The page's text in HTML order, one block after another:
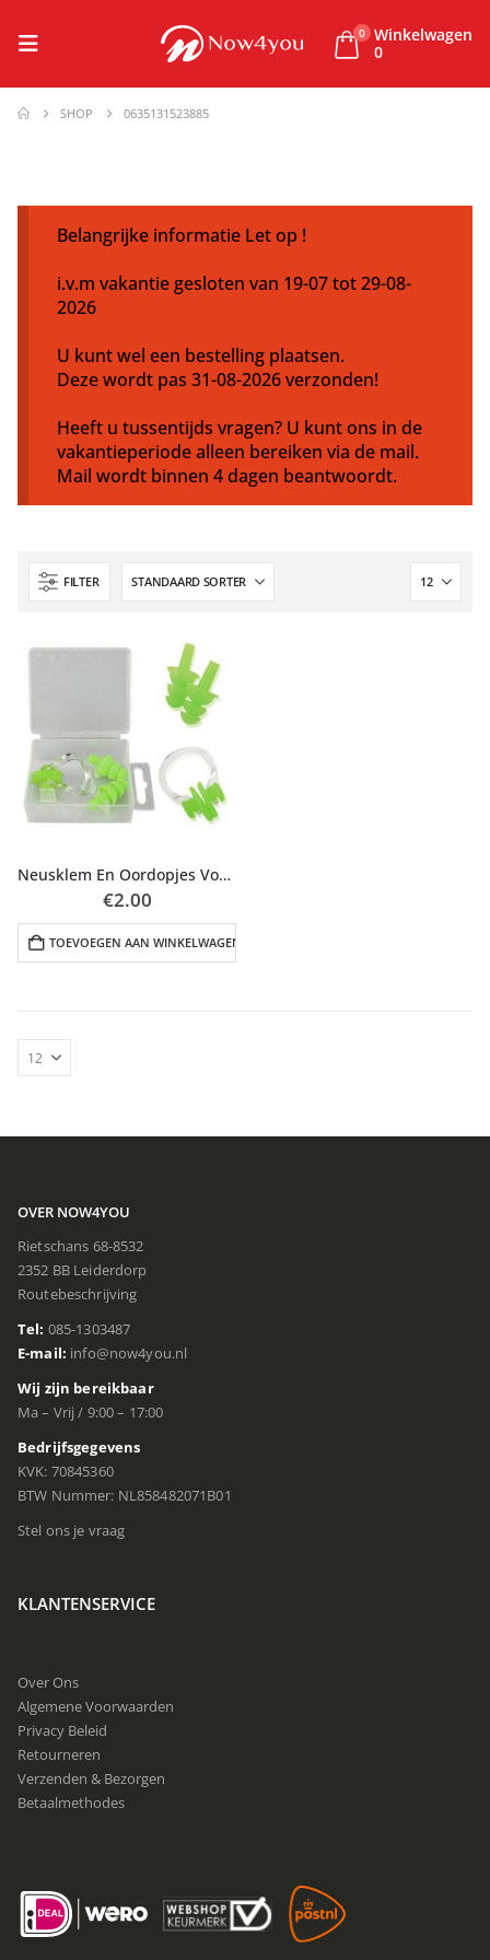
0 Winkelwagen
0
SHOP 0635131523885
Belangrijke informatie Let op !
i.v.m vakantie gesloten van 19-07 tot 29-08-
2026
U kunt wel een bestelling plaatsen.
Deze wordt pas 31-08-2026 verzonden!
Heeft u tussentijds vragen? U kunt ons in de
vakantieperiode alleen bereiken via de mail.
Mail wordt binnen 4 dagen beantwoordt.
FILTER
Neusklem En Oordopjes Voor Zwemmen
€2.00
TOEVOEGEN AAN WINKELWAGEN
OVER NOW4YOU
Rietschans 68-8532
2352 BB Leiderdorp
Routebeschrijving
Tel: 085-1303487
E-mail: info@now4you.nl
Wij zijn bereikbaar
Ma – Vrij / 9:00 – 17:00
Bedrijfsgegevens
KVK: 70845360
BTW Nummer: NL858482071B01
Stel ons je vraag
KLANTENSERVICE
Over Ons
Algemene Voorwaarden
Privacy Beleid
Retourneren
Verzenden & Bezorgen
Betaalmethodes